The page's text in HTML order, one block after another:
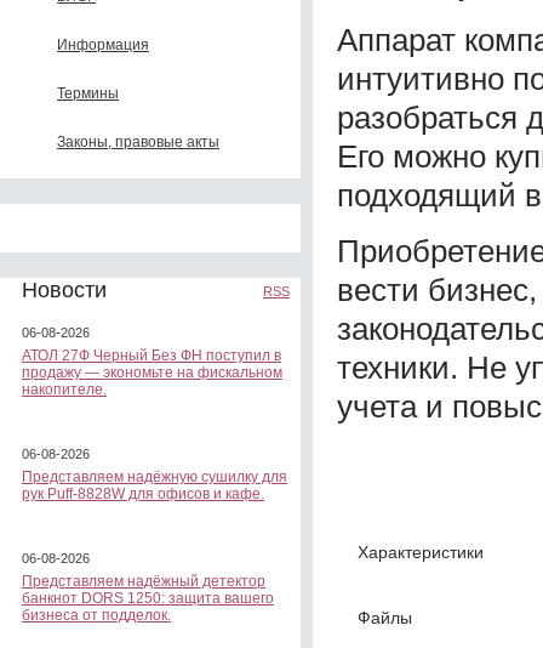
Информация
Термины
Законы, правовые акты
Новости RSS
06-08-2026
АТОЛ 27Ф Черный Без ФН поступил в
продажу — экономьте на фискальном
накопителе.
06-08-2026
Представляем надёжную сушилку для
рук Puff-8828W для офисов и кафе.
06-08-2026
Представляем надёжный детектор
банкнот DORS 1250: защита вашего
бизнеса от подделок.
Аппарат
интуитивно
разобраться
Его можно
подходящий
вести
техники. Не
учета и
Характеристики
Файлы